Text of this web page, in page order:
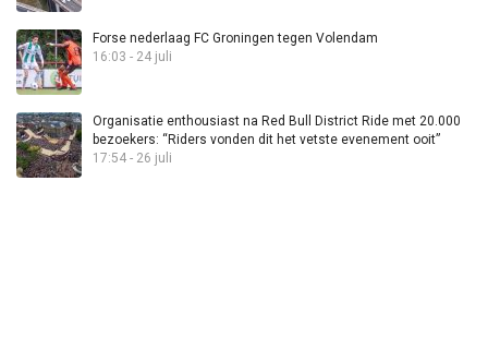
Forse nederlaag FC Groningen tegen Volendam
16:03 - 24 juli
Organisatie enthousiast na Red Bull District Ride met 20.000
bezoekers: “Riders vonden dit het vetste evenement ooit”
17:54 - 26 juli